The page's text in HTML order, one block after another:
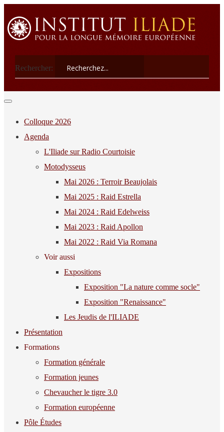
Rechercher:
Colloque 2026
Agenda
L'Iliade sur Radio Courtoisie
Motodysseus
Mai 2026 : Terroir Beaujolais
Mai 2025 : Raid Estrella
Mai 2024 : Raid Edelweiss
Mai 2023 : Raid Apollon
Mai 2022 : Raid Via Romana
Voir aussi
Expositions
Exposition "La nature comme socle"
Exposition "Renaissance"
Les Jeudis de l'ILIADE
Présentation
Formations
Formation générale
Formation jeunes
Chevaucher le tigre 3.0
Formation européenne
Pôle Études